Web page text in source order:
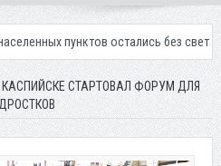
остались без света В
КАСПИЙСКЕ СТАРТОВАЛ ФОРУМ ДЛЯ